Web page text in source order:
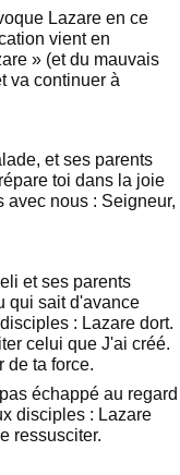
Lazare en ce
vient en
» (et du mauvais
va continuer à
et ses parents
toi dans la joie
avec nous : Seigneur,
et ses parents
qui sait d'avance
: Lazare dort.
celui que J'ai créé.
de ta force.
échappé au regard
disciples : Lazare
ressusciter.